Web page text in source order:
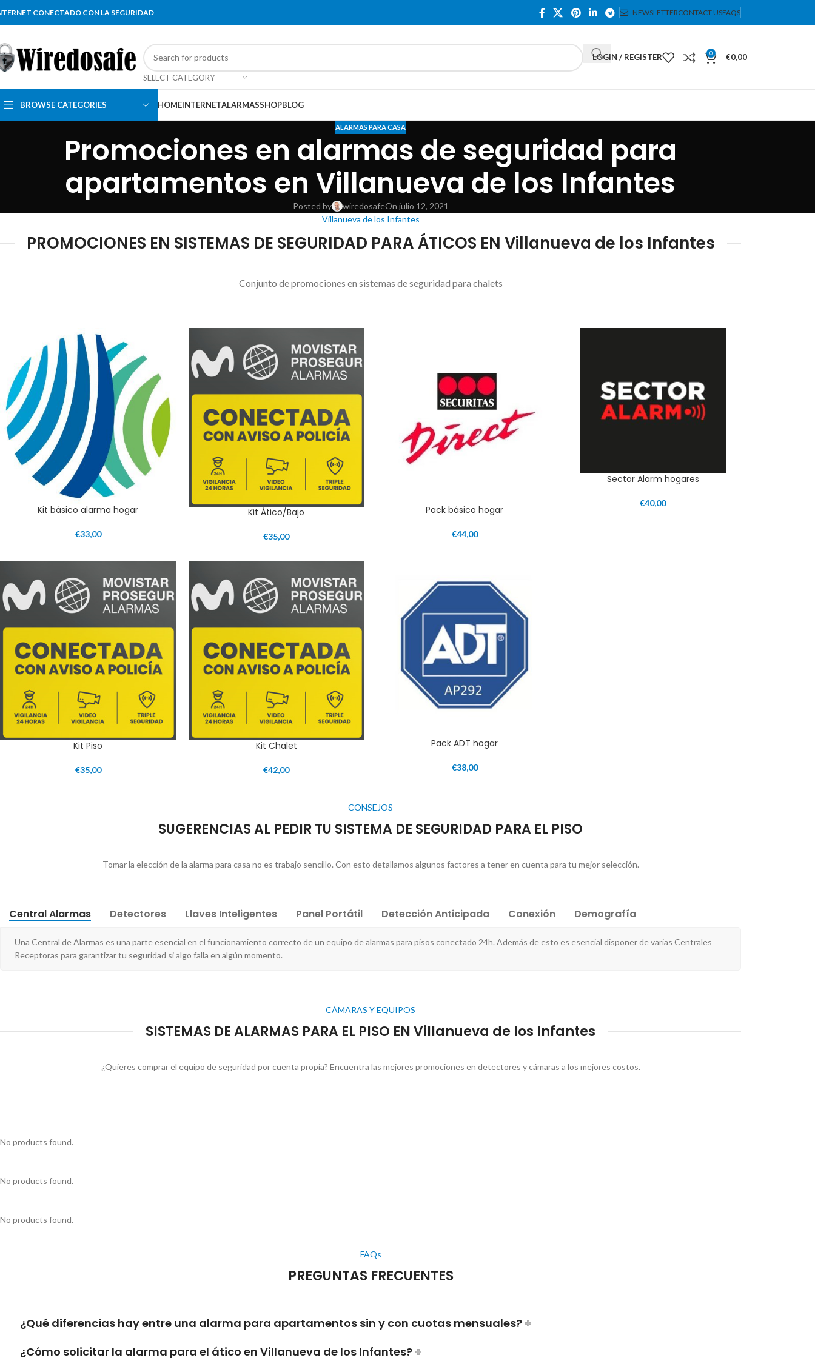
CONECTADO CON LA SEGURIDAD NEWSLETTERCONTACT USFAQS
SELECT CATEGORY
LOGIN / REGISTER 0 €0,00
BROWSE CATEGORIES HOMEINTERNETALARMASSHOPBLOG
ALARMAS PARA CASA
Promociones en alarmas de seguridad para
apartamentos en Villanueva de los Infantes
Posted by wiredosafeOn julio 12, 2021
Villanueva de los Infantes
PROMOCIONES EN SISTEMAS DE SEGURIDAD PARA ÁTICOS EN Villanueva de los Infantes
Conjunto de promociones en sistemas de seguridad para chalets
Kit básico alarma hogar
€33,00
Kit Ático/Bajo
€35,00
Pack básico hogar
€44,00
Sector Alarm hogares
€40,00
Kit Piso
€35,00
Kit Chalet
€42,00
Pack ADT hogar
€38,00
CONSEJOS
SUGERENCIAS AL PEDIR TU SISTEMA DE SEGURIDAD PARA EL PISO
Tomar la elección de la alarma para casa no es trabajo sencillo. Con esto detallamos algunos factores a tener en cuenta para tu mejor selección.
Central Alarmas Detectores Llaves Inteligentes Panel Portátil Detección Anticipada Conexión Demografía
Una Central de Alarmas es una parte esencial en el funcionamiento correcto de un equipo de alarmas para pisos conectado 24h. Además de esto es esencial disponer de varias Centrales
Receptoras para garantizar tu seguridad si algo falla en algún momento.
CÁMARAS Y EQUIPOS
SISTEMAS DE ALARMAS PARA EL PISO EN Villanueva de los Infantes
¿Quieres comprar el equipo de seguridad por cuenta propia? Encuentra las mejores promociones en detectores y cámaras a los mejores costos.
No products found.
No products found.
No products found.
FAQs
PREGUNTAS FRECUENTES
¿Qué diferencias hay entre una alarma para apartamentos sin y con cuotas mensuales?
¿Cómo solicitar la alarma para el ático en Villanueva de los Infantes?